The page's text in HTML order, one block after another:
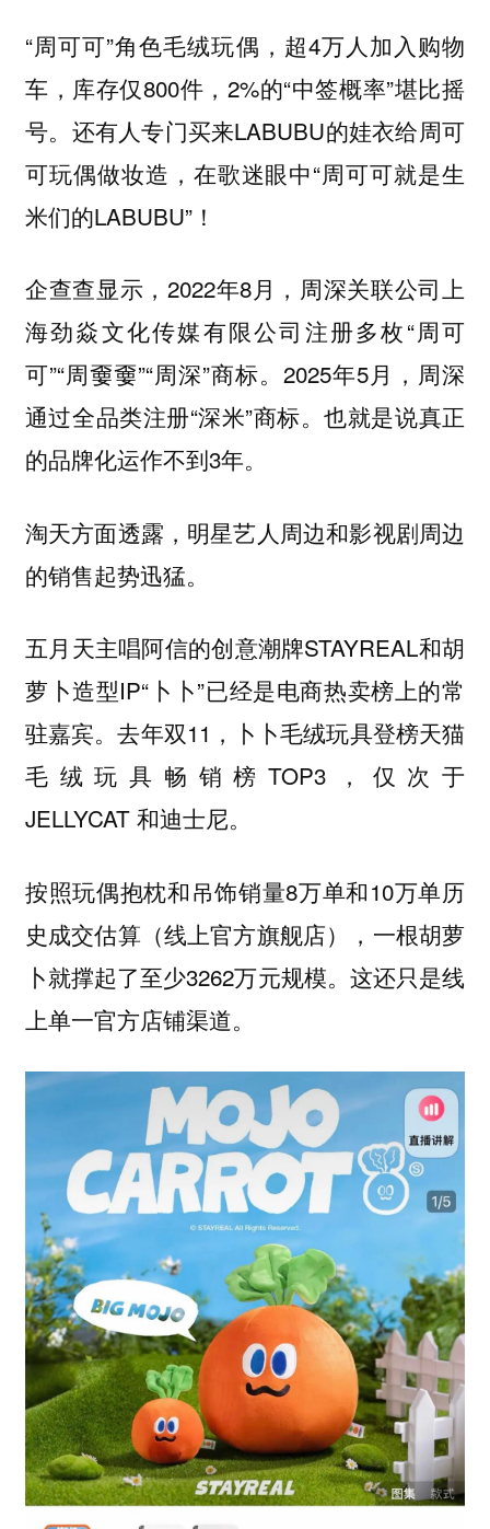
“周可可”角色毛绒玩偶，超4万人加入购物
车，库存仅800件，2%的“中签概率”堪比摇
号。还有人专门买来LABUBU的娃衣给周可
可玩偶做妆造，在歌迷眼中“周可可就是生
米们的LABUBU”！
企查查显示，2022年8月，周深关联公司上
海劲焱文化传媒有限公司注册多枚“周可
可”“周嫑嫑”“周深”商标。2025年5月，周深
通过全品类注册“深米”商标。也就是说真正
的品牌化运作不到3年。
淘天方面透露，明星艺人周边和影视剧周边
的销售起势迅猛。
五月天主唱阿信的创意潮牌STAYREAL和胡
萝卜造型IP“卜卜”已经是电商热卖榜上的常
驻嘉宾。去年双11，卜卜毛绒玩具登榜天猫
毛绒玩具畅销榜TOP3，仅次于
JELLYCAT 和迪士尼。
按照玩偶抱枕和吊饰销量8万单和10万单历
史成交估算（线上官方旗舰店），一根胡萝
卜就撑起了至少3262万元规模。这还只是线
上单一官方店铺渠道。